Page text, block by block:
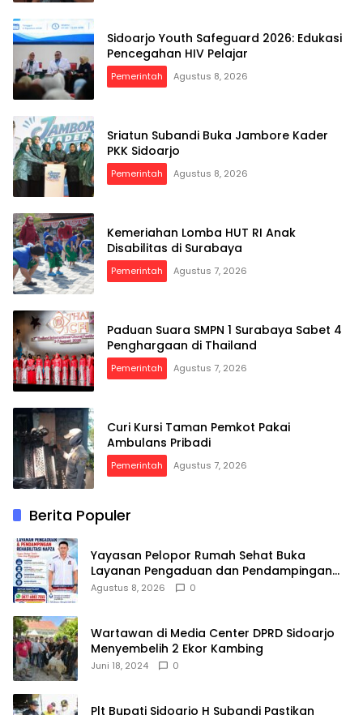
Sidoarjo Youth Safeguard 2026: Edukasi
Pencegahan HIV Pelajar
Pemerintah Agustus 8, 2026
Sriatun Subandi Buka Jambore Kader
PKK Sidoarjo
Pemerintah Agustus 8, 2026
Kemeriahan Lomba HUT RI Anak
Disabilitas di Surabaya
Pemerintah Agustus 7, 2026
Paduan Suara SMPN 1 Surabaya Sabet 4
Penghargaan di Thailand
Pemerintah Agustus 7, 2026
Curi Kursi Taman Pemkot Pakai
Ambulans Pribadi
Pemerintah Agustus 7, 2026
Berita Populer
Yayasan Pelopor Rumah Sehat Buka
Layanan Pengaduan dan Pendampingan
Rehabilitasi NAPZA 24 Jam
Agustus 8, 2026 0
Wartawan di Media Center DPRD Sidoarjo
Menyembelih 2 Ekor Kambing
Juni 18, 2024 0
Plt Bupati Sidoarjo H Subandi Pastikan